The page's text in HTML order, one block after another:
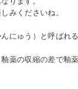
みくださいね。
にゅう）と呼ばれ
薬の収縮の差で釉